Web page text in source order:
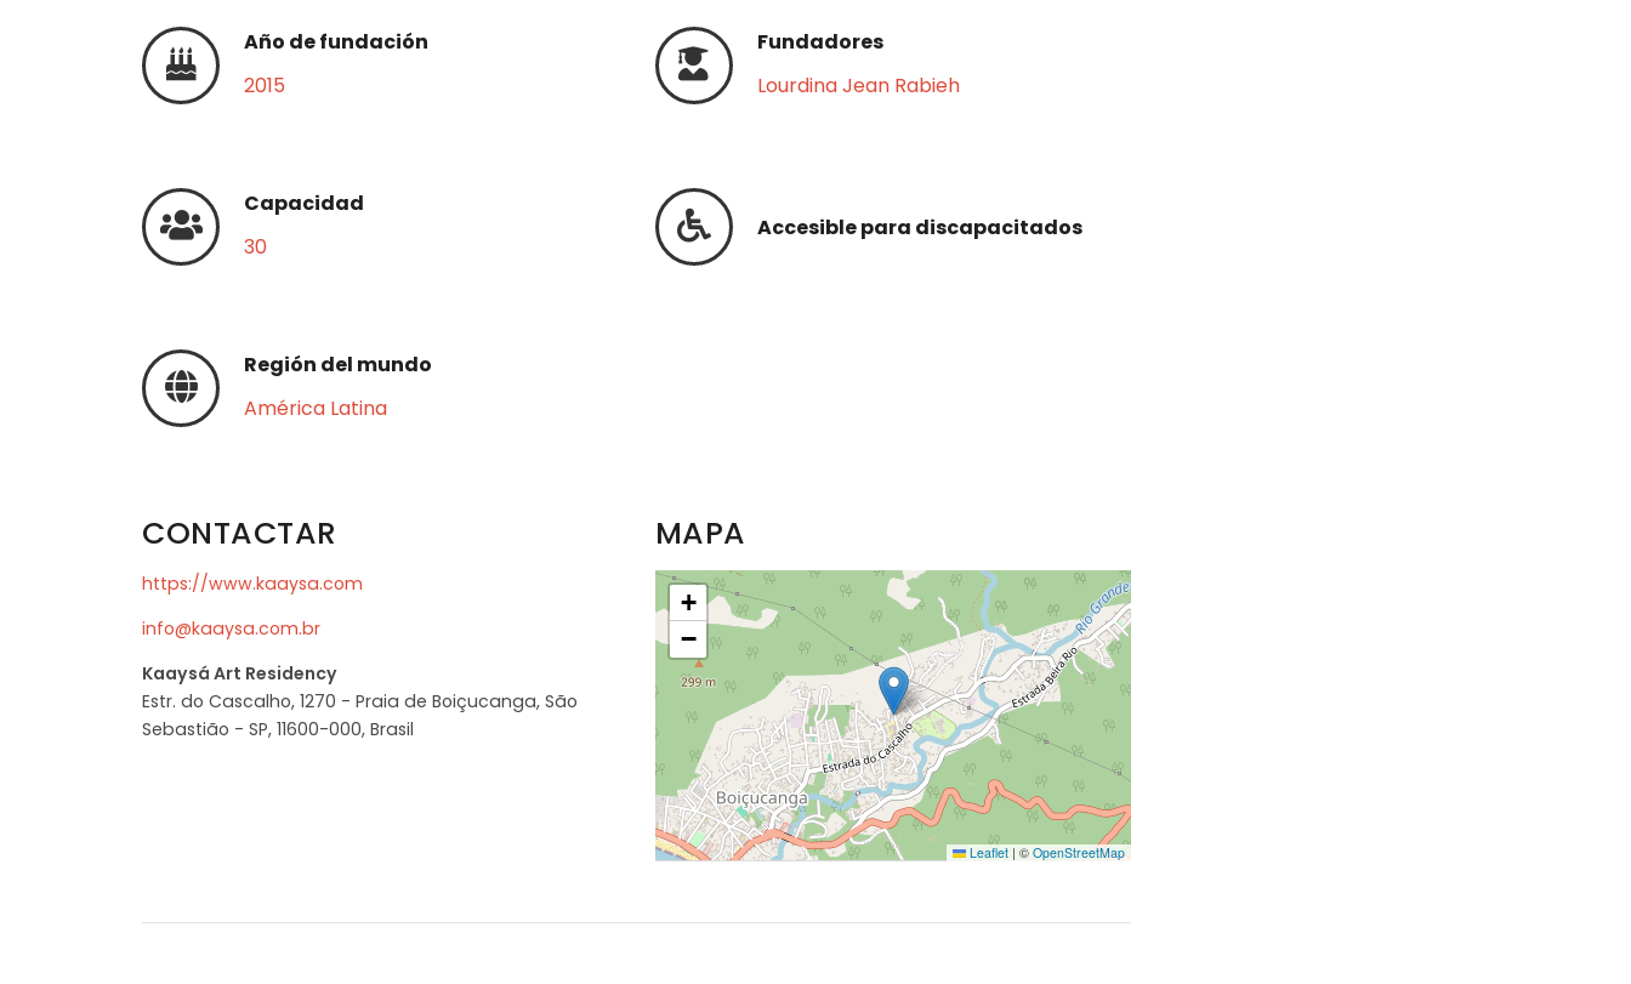
Año de fundación
2015
Fundadores
Lourdina Jean Rabieh
Capacidad
30
Accesible para discapacitados
Región del mundo
América Latina
CONTACTAR
https://www.kaaysa.com
info@kaaysa.com.br
Kaaysá Art Residency
Estr. do Cascalho, 1270 - Praia de Boiçucanga, São
Sebastião - SP, 11600-000, Brasil
MAPA
+
−
Leaflet | © OpenStreetMap